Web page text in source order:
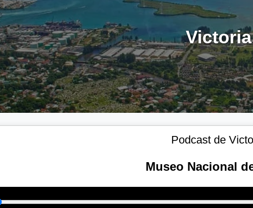
Victoria
Podcast de
Museo Nacional